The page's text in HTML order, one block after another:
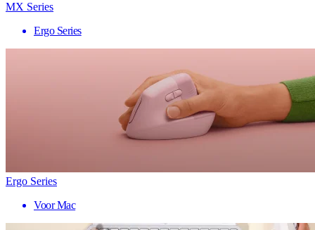
MX Series
Ergo Series
Ergo Series
Voor Mac